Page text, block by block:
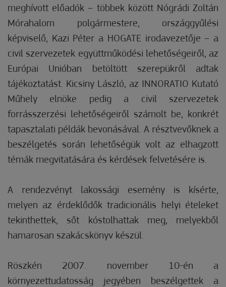
meghívott előadók – többek között Nógrádi Zoltán
Mórahalom polgármestere, országgyűlési
képviselő, Kazi Péter a HOGATE irodavezetője – a
civil szervezetek együttműködési lehetőségeiről, az
Európai Unióban betöltött szerepükről adtak
tájékoztatást. Kicsiny László, az INNORATIO Kutató
Műhely elnöke pedig a civil szervezetek
forrásszerzési lehetőségeiről számolt be, konkrét
tapasztalati példák bevonásával. A résztvevőknek a
beszélgetés során lehetőségük volt az elhagzott
témák megvitatására és kérdések felvetésére is.
A rendezvényt lakossági esemény is kísérte,
melyen az érdeklődők tradicionális helyi ételeket
tekinthettek, sőt kóstolhattak meg, melyekből
hamarosan szakácskönyv készül.
Röszkén 2007. november 10-én a
környezettudatosság jegyében beszélgettek a